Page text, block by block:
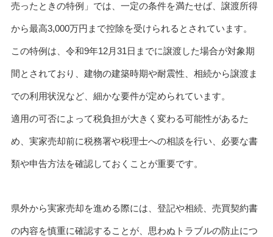
売ったときの特例」では、一定の条件を満たせば、譲渡所得
から最高3,000万円まで控除を受けられるとされています。
この特例は、令和9年12月31日までに譲渡した場合が対象期
間とされており、建物の建築時期や耐震性、相続から譲渡ま
での利用状況など、細かな要件が定められています。
適用の可否によって税負担が大きく変わる可能性があるた
め、実家売却前に税務署や税理士への相談を行い、必要な書
類や申告方法を確認しておくことが重要です。
県外から実家売却を進める際には、登記や相続、売買契約書
の内容を慎重に確認することが、思わぬトラブルの防止につ